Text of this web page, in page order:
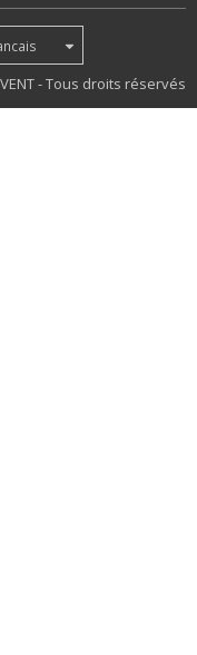
- Tous droits réservés